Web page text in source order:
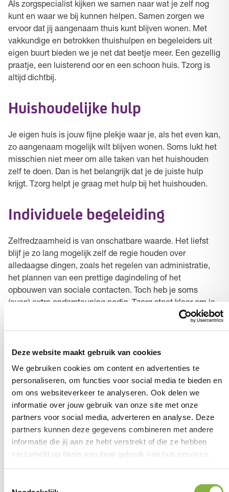
Deze website maakt gebruik van cookies
We gebruiken cookies om content en advertenties te
personaliseren, om functies voor social media te bieden en
om ons websiteverkeer te analyseren. Ook delen we
informatie over jouw gebruik van onze site met onze
partners voor social media, adverteren en analyse. Deze
partners kunnen deze gegevens combineren met andere
informatie die jij aan ze hebt verstrekt of die ze hebben
verzameld op basis van jouw gebruik van hun services.
Als zorgspecialist kijken we samen naar wat je zelf nog
kunt en waar we bij kunnen helpen. Samen zorgen we
ervoor dat jij aangenaam thuis kunt blijven wonen. Met
vakkundige en betrokken thuishulpen en begeleiders uit
eigen buurt bieden we je net dat beetje meer. Een gezellig
praatje, een luisterend oor en een schoon huis. Tzorg is
altijd dichtbij.
Huishoudelijke hulp
Je eigen huis is jouw fijne plekje waar je, als het even kan,
zo aangenaam mogelijk wilt blijven wonen. Soms lukt het
misschien niet meer om alle taken van het huishouden
zelf te doen. Dan is het belangrijk dat je de juiste hulp
krijgt. Tzorg helpt je graag met hulp bij het huishouden.
Individuele begeleiding
Zelfredzaamheid is van onschatbare waarde. Het liefst
blijf je zo lang mogelijk zelf de regie houden over
alledaagse dingen, zoals het regelen van administratie,
het plannen van een prettige dagindeling of het
opbouwen van sociale contacten. Toch heb je soms
(even) extra ondersteuning nodig. Tzorg staat klaar om je
te helpen met individuele begeleiding die jij nodig hebt,
Wmo aanvragen in Meppel
Als zorgspecialist kijken we samen naar wat je zelf nog
kunt en waar we bij kunnen helpen. Samen zorgen we
ervoor dat jij aangenaam thuis kunt blijven wonen. Met
vakkundige en betrokken thuishulpen en begeleiders uit
Meppel bieden we je net dat beetje meer. Een gezellig
praatje, een luisterend oor en een opgeruimd huis. Tzorg
is altijd dichtbij.